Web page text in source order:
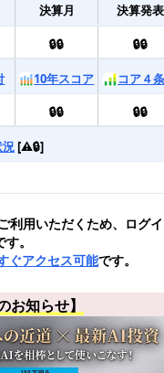
決算月 決算発表
🔒🔒 🔒🔒
10年スコア
コア４
🔒🔒 🔒🔒
況[⚠️🔒]
利用いただくため、ログ
。
ぐアクセス可能です。
お知らせ】